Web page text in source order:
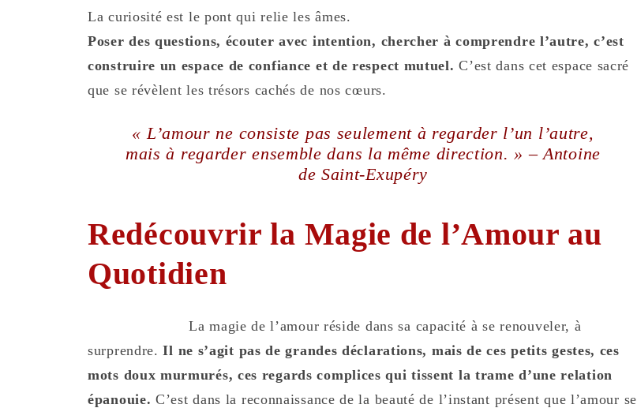
La curiosité est le pont qui relie les âmes.
Poser des questions, écouter avec intention, chercher à comprendre l’autre, c’est
construire un espace de confiance et de respect mutuel. C’est dans cet espace sacré
que se révèlent les trésors cachés de nos cœurs.
« L’amour ne consiste pas seulement à regarder l’un l’autre,
mais à regarder ensemble dans la même direction. » – Antoine
de Saint-Exupéry
Redécouvrir la Magie de l’Amour au
Quotidien
La magie de l’amour réside dans sa capacité à se renouveler, à
surprendre.Il ne s’agit pas de grandes déclarations, mais de ces petits gestes, ces
mots doux murmurés, ces regards complices qui tissent la trame d’une relation
épanouie. C’est dans la reconnaissance de la beauté de l’instant présent que l’amour se